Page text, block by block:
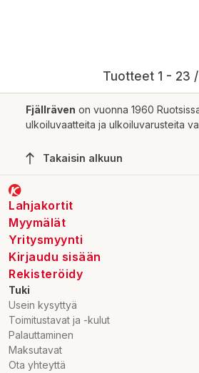
Tuotteet 1 - 23
Fjällräven on vuonna 1960
ulkoiluvaatteita ja ulkoiluvarusteita
ympäristöystävällisyydestä.
Fjällräven kuuluu Fenix Outdoor -
kansainvälinen ulkoilutuotteisiin
rypäs. Fjällräven on noteerattu
Takaisin alkuun
Lahjakortit
Myymälät
Yritysmyynti
Kirjaudu sisään
Rekisteröidy
Tuki
Usein kysyttyä
Toimitustavat ja -kulut
Palauttaminen
Maksutavat
Ota yhteyttä